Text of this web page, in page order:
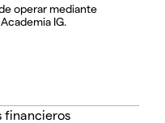
operar mediante
IG.
financieros